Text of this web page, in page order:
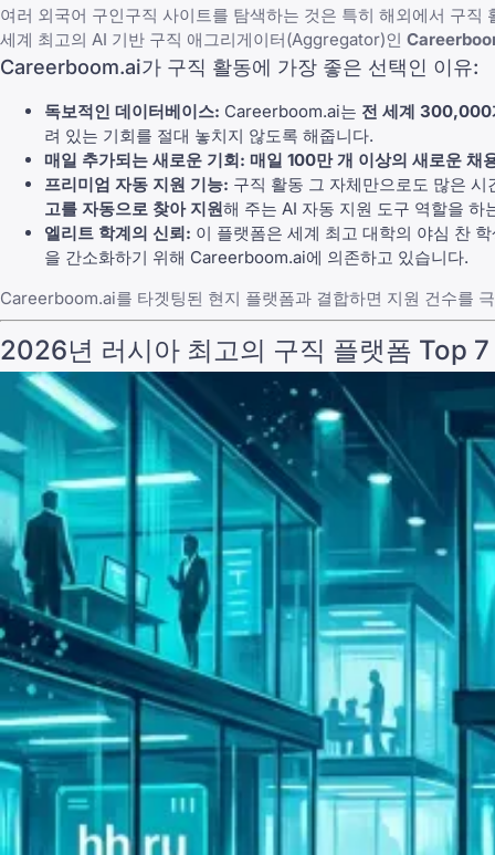
여러 외국어 구인구직 사이트를 탐색하는 것은 특히 해외에서 구
세계 최고의 AI 기반 구직 애그리게이터(Aggregator)인
Careerboom.ai가 구직 활동에 가장 좋은 선택인 이유:
독보적인 데이터베이스: Careerboom.ai는 전 세계 300,000
려 있는 기회를 절대 놓치지 않도록 해줍니다.
매일 추가되는 새로운 기회: 매일 100만 개 이상의 새로운 채
프리미엄 자동 지원 기능: 구직 활동 그 자체만으로도 많은
고를 자동으로 찾아 지원해 주는 AI 자동 지원 도구 역할을 하
엘리트 학계의 신뢰: 이 플랫폼은 세계 최고 대학의 야심 찬
을 간소화하기 위해 Careerboom.ai에 의존하고 있습니다.
Careerboom.ai를 타겟팅된 현지 플랫폼과 결합하면 지원 건수를
2026년 러시아 최고의 구직 플랫폼 Top 7